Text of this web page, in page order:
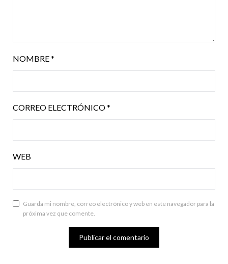
NOMBRE*
CORREO ELECTRÓNICO*
WEB
Guarda mi nombre, correo electrónico y web en este navegador para la
próxima vez que comente.